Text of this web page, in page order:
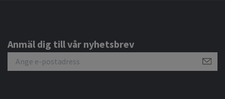
Anmäl dig till vår nyhetsbrev